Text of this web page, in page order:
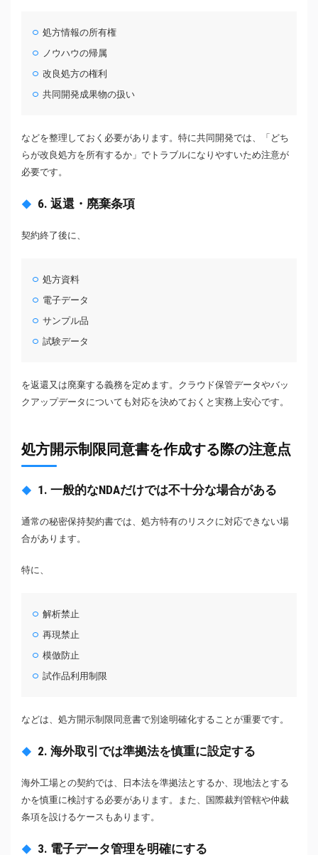
処方情報の所有権
ノウハウの帰属
改良処方の権利
共同開発成果物の扱い
などを整理しておく必要があります。特に共同開発では、「どち
らが改良処方を所有するか」でトラブルになりやすいため注意が
必要です。
6. 返還・廃棄条項
契約終了後に、
処方資料
電子データ
サンプル品
試験データ
を返還又は廃棄する義務を定めます。クラウド保管データやバッ
クアップデータについても対応を決めておくと実務上安心です。
処方開示制限同意書を作成する際の注意点
1. 一般的なNDAだけでは不十分な場合がある
通常の秘密保持契約書では、処方特有のリスクに対応できない場
合があります。
特に、
解析禁止
再現禁止
模倣防止
試作品利用制限
などは、処方開示制限同意書で別途明確化することが重要です。
2. 海外取引では準拠法を慎重に設定する
海外工場との契約では、日本法を準拠法とするか、現地法とする
かを慎重に検討する必要があります。また、国際裁判管轄や仲裁
条項を設けるケースもあります。
3. 電子データ管理を明確にする